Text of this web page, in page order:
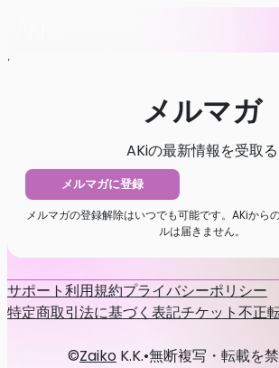
Home
メルマガ
AKiの最新情報を受取る
メルマガに登録
メルマガの登録解除はいつでも可能です。AKiから
ルは届きません。
サポート利用規約プライバシーポリシー
特定商取引法に基づく表記チケット不正
©Zaiko K.K.•無断複写・転載を禁